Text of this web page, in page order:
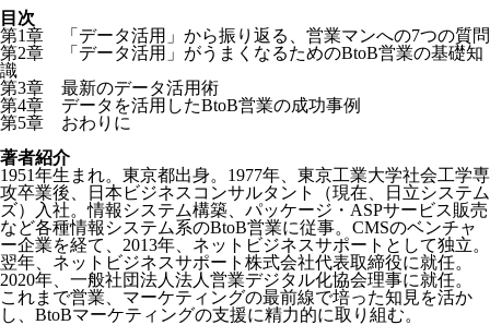
目次
第1章 「データ活用」から振り返る、営業マンへの7つの質問
第2章 「データ活用」がうまくなるためのBtoB営業の基礎知
識
第3章 最新のデータ活用術
第4章 データを活用したBtoB営業の成功事例
第5章 おわりに
著者紹介
1951年生まれ。東京都出身。1977年、東京工業大学社会工学専
攻卒業後、日本ビジネスコンサルタント（現在、日立システム
ズ）入社。情報システム構築、パッケージ・ASPサービス販売
など各種情報システム系のBtoB営業に従事。CMSのベンチャ
ー企業を経て、2013年、ネットビジネスサポートとして独立。
翌年、ネットビジネスサポート株式会社代表取締役に就任。
2020年、一般社団法人法人営業デジタル化協会理事に就任。
これまで営業、マーケティングの最前線で培った知見を活か
し、BtoBマーケティングの支援に精力的に取り組む。